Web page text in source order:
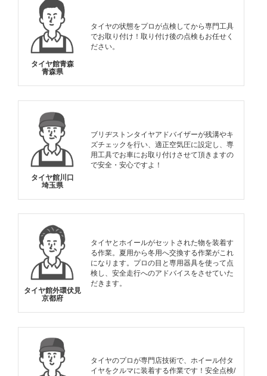
タイヤ館青森
青森県
タイヤの状態をプロが点検してから専門工具
でお取り付け！取り付け後の点検もお任せく
ださい。
タイヤ館川口
埼玉県
ブリヂストンタイヤアドバイザーが残溝やキ
ズチェックを行い、適正空気圧に設定し、専
用工具でお車にお取り付けさせて頂きますの
で安全・安心ですよ！
タイヤ館外環伏見
京都府
タイヤとホイールがセットされた物を装着す
る作業。夏用から冬用へ交換する作業がこれ
になります。プロの目と専用器具を使って点
検し、安全走行へのアドバイスをさせていた
だきます。
タイヤのプロが専門店技術で、ホイール付タ
イヤをクルマに装着する作業です！安全点検/